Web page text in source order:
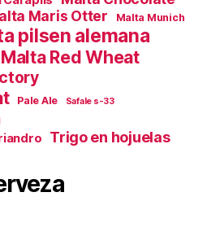
Maris Otter Malta Munich
pilsen alemana
Malta Red Wheat
Pale Ale Safale s-33
Trigo en hojuelas